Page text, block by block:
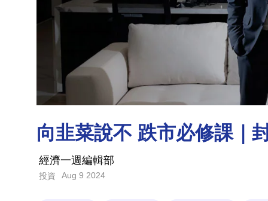
向韭菜說不 跌市必修課｜
經濟一週編輯部
投資 Aug 9 2024